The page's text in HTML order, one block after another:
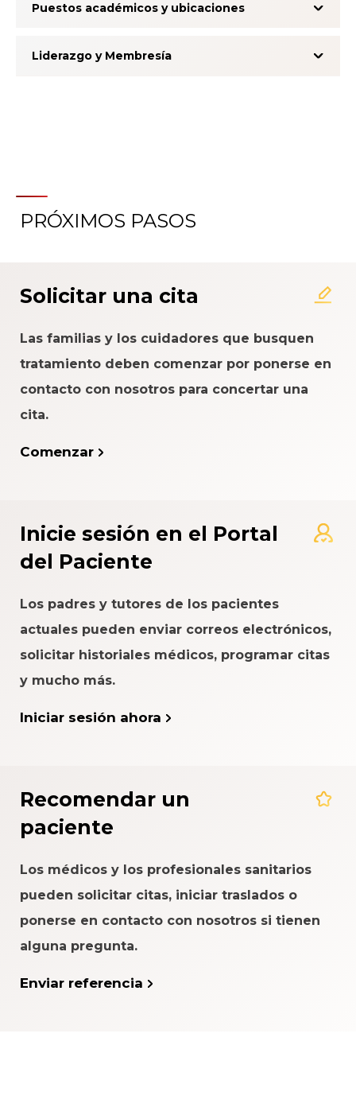
Puestos académicos y ubicaciones
Liderazgo y Membresía
Acerca del Sistema de
del Paciente
PRÓXIMOS PASOS
Solicitar una cita
Las familias y los cuidadores que busquen
tratamiento deben comenzar por ponerse en
contacto con nosotros para concertar una
cita.
Comenzar
Inicie sesión en el Portal
del Paciente
Los padres y tutores de los pacientes
actuales pueden enviar correos electrónicos,
solicitar historiales médicos, programar citas
y mucho más.
Iniciar sesión ahora
Recomendar un
paciente
Los médicos y los profesionales sanitarios
pueden solicitar citas, iniciar traslados o
ponerse en contacto con nosotros si tienen
alguna pregunta.
Enviar referencia